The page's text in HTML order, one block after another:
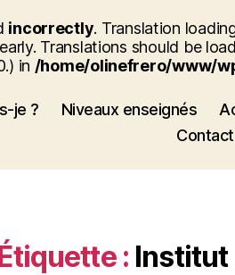
incorrectly. Translation
Translations should be
in /home/olinefrero/www/
je ? Niveaux enseignés
Contact
: Institut